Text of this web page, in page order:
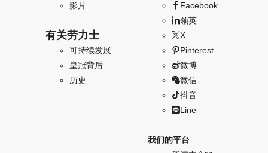
影片
有关劳力士
可持续发展
皇冠背后
历史
Facebook
领英
X
Pinterest
微博
微信
抖音
Line
我们的平台